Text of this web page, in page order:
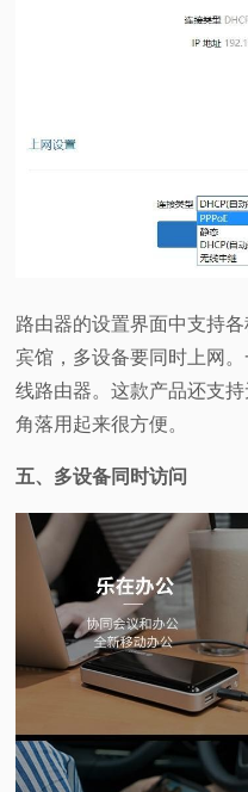
路由器的设置界面中支持
宾馆，多设备要同时上网
线路由器。这款产品还支
角落用起来很方便。
五、多设备同时访问